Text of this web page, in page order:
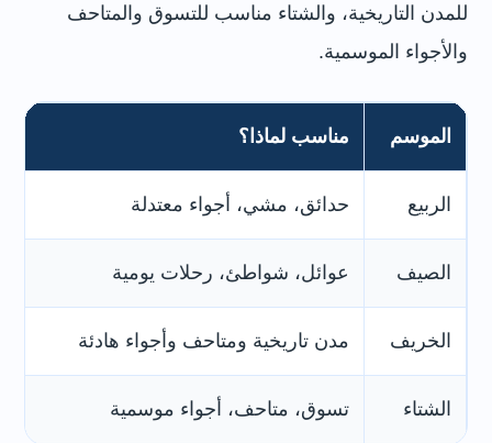
للمدن التاريخية، والشتاء مناسب للتسوق والمتاحف
والأجواء الموسمية.
الموسم مناسب لماذا؟
الربيع حدائق، مشي، أجواء معتدلة
الصيف عوائل، شواطئ، رحلات يومية
الخريف مدن تاريخية ومتاحف وأجواء هادئة
الشتاء تسوق، متاحف، أجواء موسمية